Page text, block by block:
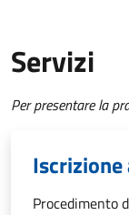
Servizi
Per presentare la
Procedimento